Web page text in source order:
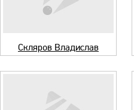
Скляров Владислав